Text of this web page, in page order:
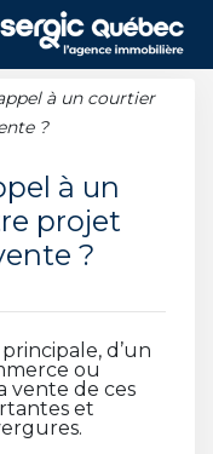
à un courtier
?
à un
projet
?
principale, d’un
ou
vente de ces
et